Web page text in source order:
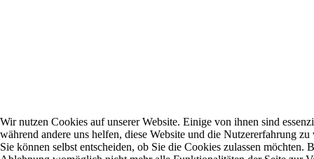
Wir nutzen Cookies auf unserer Website. Einige von ihnen sind
während andere uns helfen, diese Website und die Nutzererfahrung
Sie können selbst entscheiden, ob Sie die Cookies zulassen möchten.